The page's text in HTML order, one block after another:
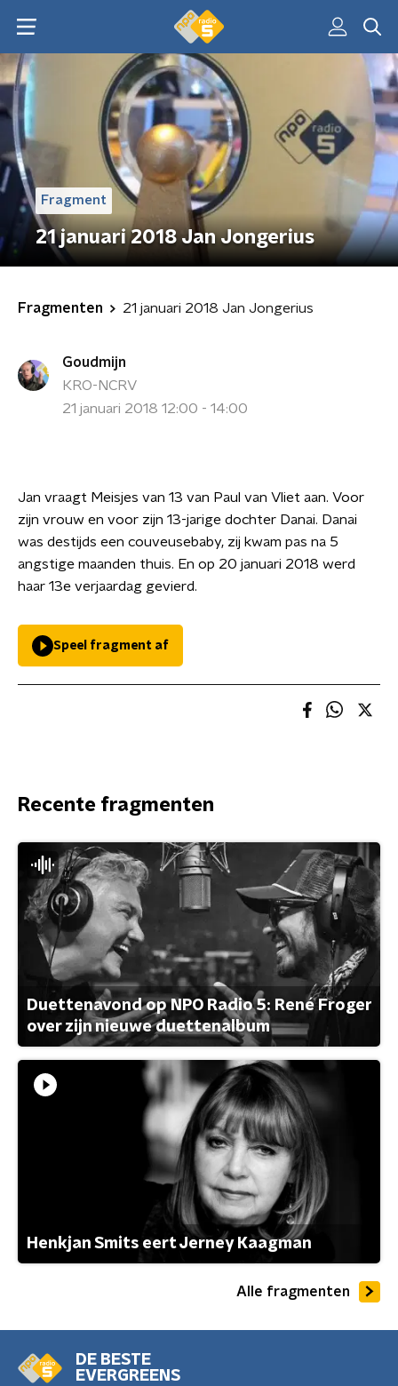
Fragment
21 januari 2018 Jan Jongerius
Fragmenten 21 januari 2018 Jan Jongerius
Goudmijn
KRO-NCRV
21 januari 2018 12:00 - 14:00
Jan vraagt Meisjes van 13 van Paul van Vliet aan. Voor
zijn vrouw en voor zijn 13-jarige dochter Danai. Danai
was destijds een couveusebaby, zij kwam pas na 5
angstige maanden thuis. En op 20 januari 2018 werd
haar 13e verjaardag gevierd.
Speel fragment af
Recente fragmenten
Duettenavond op NPO Radio 5: René Froger
over zijn nieuwe duettenalbum
Henkjan Smits eert Jerney Kaagman
Alle fragmenten
DE BESTE
EVERGREENS